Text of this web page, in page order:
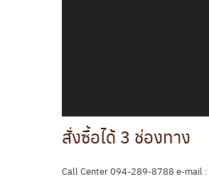
สั่งซื้อได้ 3 ช่องทาง
Call Center 094-289-8788 e-mail :